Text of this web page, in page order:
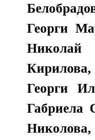
Георги
Николай
Георги
Габриела